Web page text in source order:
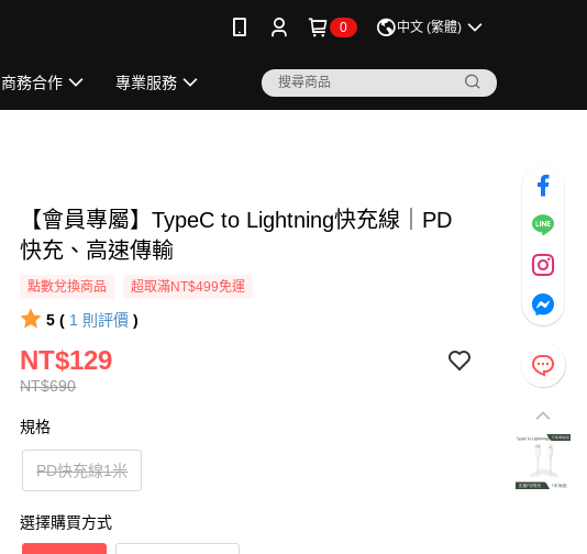
0 中文 (繁體)
商務合作 專業服務
【會員專屬】TypeC to Lightning快充線｜PD
快充、高速傳輸
點數兌換商品 超取滿NT$499免運
5 ( 1 則評價 )
NT$690
NT$129
規格
PD快充線1米
選擇購買方式